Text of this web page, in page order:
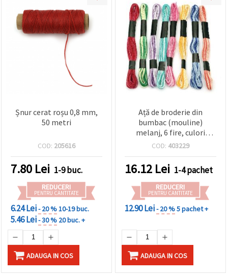
Șnur cerat roșu 0,8 mm,
50 metri
COD: 205616
7.80 Lei 1-9 buc.
REDUCERI
PENTRU CANTITATE
6.24 Lei- 20 %10-19 buc.
5.46 Lei- 30 % 20 buc. +
ADAUGA IN COS
Ață de broderie din
bumbac (mouline)
melanj, 6 fire, culori
mixte, 8 m – pachet de 8
COD: 403229
16.12 Lei 1-4 pachet
REDUCERI
PENTRU CANTITATE
12.90 Lei- 20 %5 pachet +
ADAUGA IN COS